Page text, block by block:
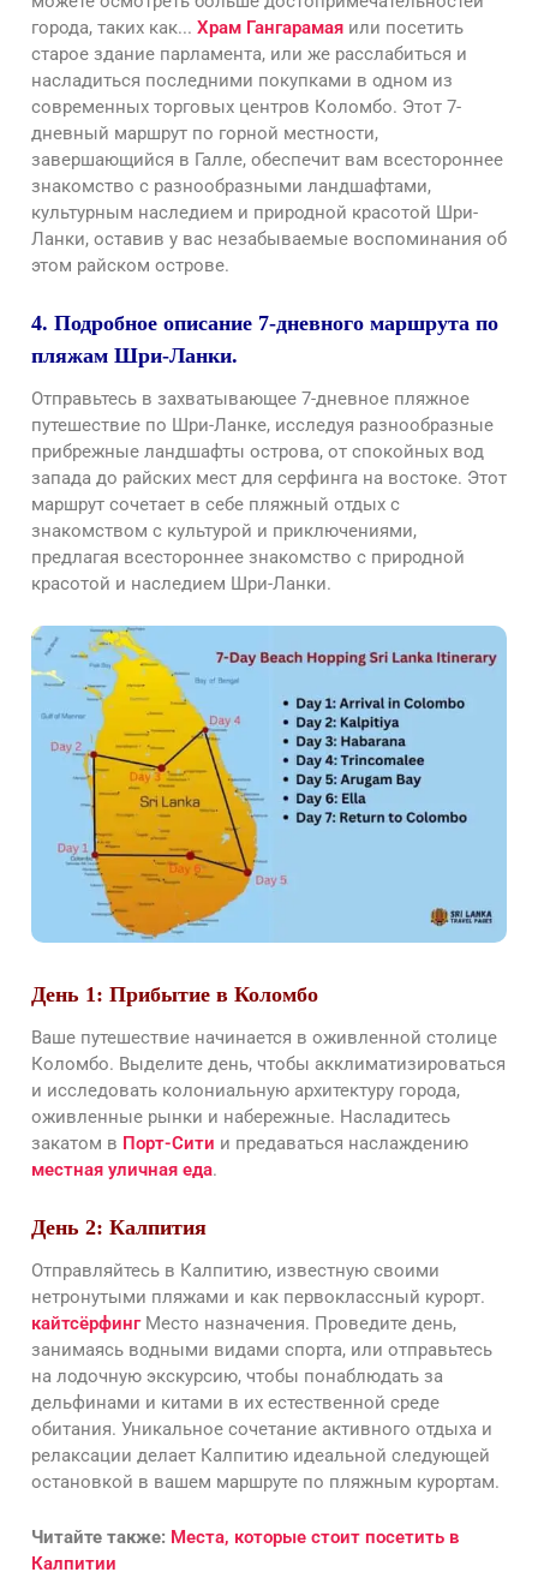
города, таких как... Храм Гангарамая или посетить
старое здание парламента, или же расслабиться и
насладиться последними покупками в одном из
современных торговых центров Коломбо. Этот 7-
дневный маршрут по горной местности,
завершающийся в Галле, обеспечит вам всестороннее
знакомство с разнообразными ландшафтами,
культурным наследием и природной красотой Шри-
Ланки, оставив у вас незабываемые воспоминания об
этом райском острове.
4. Подробное описание 7-дневного маршрута по
пляжам Шри-Ланки.
Отправьтесь в захватывающее 7-дневное пляжное
путешествие по Шри-Ланке, исследуя разнообразные
прибрежные ландшафты острова, от спокойных вод
запада до райских мест для серфинга на востоке. Этот
маршрут сочетает в себе пляжный отдых с
знакомством с культурой и приключениями,
предлагая всестороннее знакомство с природной
красотой и наследием Шри-Ланки.
День 1: Прибытие в Коломбо
Ваше путешествие начинается в оживленной столице
Коломбо. Выделите день, чтобы акклиматизироваться
и исследовать колониальную архитектуру города,
оживленные рынки и набережные. Насладитесь
закатом в Порт-Сити и предаваться наслаждению
местная уличная еда.
День 2: Калпития
Отправляйтесь в Калпитию, известную своими
нетронутыми пляжами и как первоклассный курорт.
кайтсёрфингМесто назначения. Проведите день,
занимаясь водными видами спорта, или отправьтесь
на лодочную экскурсию, чтобы понаблюдать за
дельфинами и китами в их естественной среде
обитания. Уникальное сочетание активного отдыха и
релаксации делает Калпитию идеальной следующей
остановкой в вашем маршруте по пляжным курортам.
Читайте также: Места, которые стоит посетить в
Калпитии